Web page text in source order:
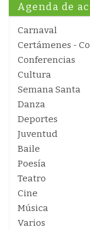
Agenda de
Carnaval
Certámenes -
Conferencias
Cultura
Semana Santa
Danza
Deportes
Juventud
Baile
Poesía
Teatro
Cine
Música
Varios